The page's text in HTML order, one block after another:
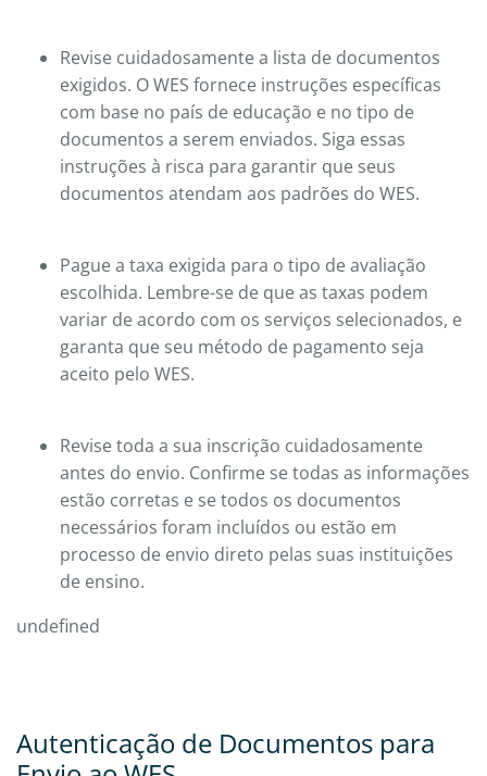
Revise cuidadosamente a lista de documentos
exigidos. O WES fornece instruções específicas
com base no país de educação e no tipo de
documentos a serem enviados. Siga essas
instruções à risca para garantir que seus
documentos atendam aos padrões do WES.
Pague a taxa exigida para o tipo de avaliação
escolhida. Lembre-se de que as taxas podem
variar de acordo com os serviços selecionados, e
garanta que seu método de pagamento seja
aceito pelo WES.
Revise toda a sua inscrição cuidadosamente
antes do envio. Confirme se todas as informações
estão corretas e se todos os documentos
necessários foram incluídos ou estão em
processo de envio direto pelas suas instituições
de ensino.
undefined
Autenticação de Documentos para